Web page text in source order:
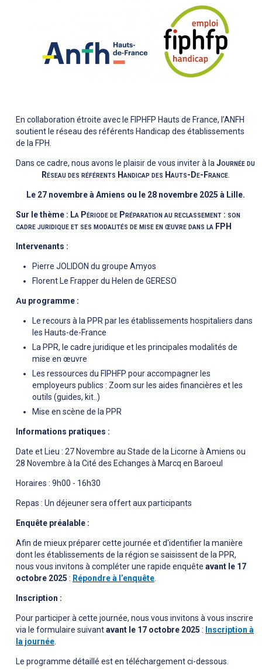
En collaboration étroite avec le FIPHFP Hauts de France, l’ANFH
soutient le réseau des référents Handicap des établissements
de la FPH.
Dans ce cadre, nous avons le plaisir de vous inviter à la Journée du
Réseau des référents Handicap des Hauts-De-France.
Le 27 novembre à Amiens ou le 28 novembre 2025 à Lille.
Sur le thème : La Période de Préparation au reclassement : son
cadre juridique et ses modalités de mise en œuvre dans la FPH
Intervenants :
Pierre JOLIDON du groupe Amyos
Florent Le Frapper du Helen de GERESO
Au programme :
Le recours à la PPR par les établissements hospitaliers dans
les Hauts-de-France
La PPR, le cadre juridique et les principales modalités de
mise en œuvre
Les ressources du FIPHFP pour accompagner les
employeurs publics : Zoom sur les aides financières et les
outils (guides, kit..)
Mise en scène de la PPR
Informations pratiques :
Date et Lieu : 27 Novembre au Stade de la Licorne à Amiens ou
28 Novembre à la Cité des Echanges à Marcq en Baroeul
Horaires : 9h00 - 16h30
Repas : Un déjeuner sera offert aux participants
Enquête préalable :
Afin de mieux préparer cette journée et d'identifier la manière
dont les établissements de la région se saisissent de la PPR,
nous vous invitons à compléter une rapide enquête avant le 17
octobre 2025 : Répondre à l’enquête
Inscription :
Pour participer à cette journée, nous vous invitons à vous inscrire
via le formulaire suivantavant le 17 octobre 2025 : Inscription à
la journée
Le programme détaillé est en téléchargement ci-dessous.